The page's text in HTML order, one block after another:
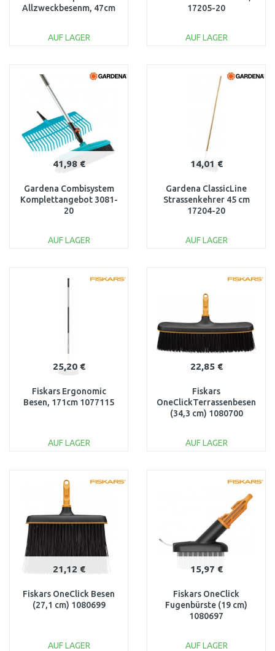
Allzweckbesenm, 47cm
AUF LAGER
17205-20
AUF LAGER
Vergleichen
41,98 €
Gardena Combisystem
Komplettangebot 3081-
20
AUF LAGER
14,01 €
Gardena ClassicLine
Strassenkehrer 45 cm
17204-20
AUF LAGER
Vergleichen
25,20 €
Fiskars Ergonomic
Besen, 171cm 1077115
AUF LAGER
Vergleichen
22,85 €
Fiskars
OneClickTerrassenbesen
(34,3 cm) 1080700
AUF LAGER
21,12 €
Fiskars OneClick Besen
(27,1 cm) 1080699
AUF LAGER
15,97 €
Fiskars OneClick
Fugenbürste (19 cm)
1080697
AUF LAGER